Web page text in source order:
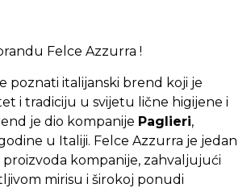
Felce Azzurra !
poznati italijanski brend koji je
i tradiciju u svijetu lične higijene i
je dio kompanije Paglieri,
u Italiji. Felce Azzurra je jedan
kompanije, zahvaljujući
mirisu i širokoj ponudi